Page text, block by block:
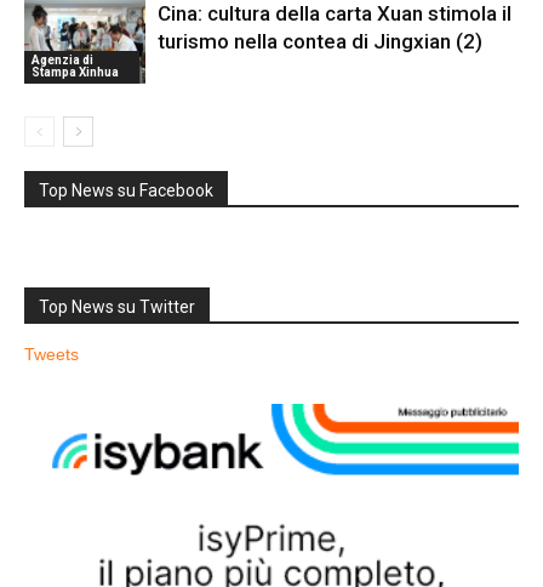
Agenzia di
Stampa Xinhua
Cina: cultura della carta Xuan stimola il
turismo nella contea di Jingxian (2)
Top News su Facebook
Top News su Twitter
Tweets